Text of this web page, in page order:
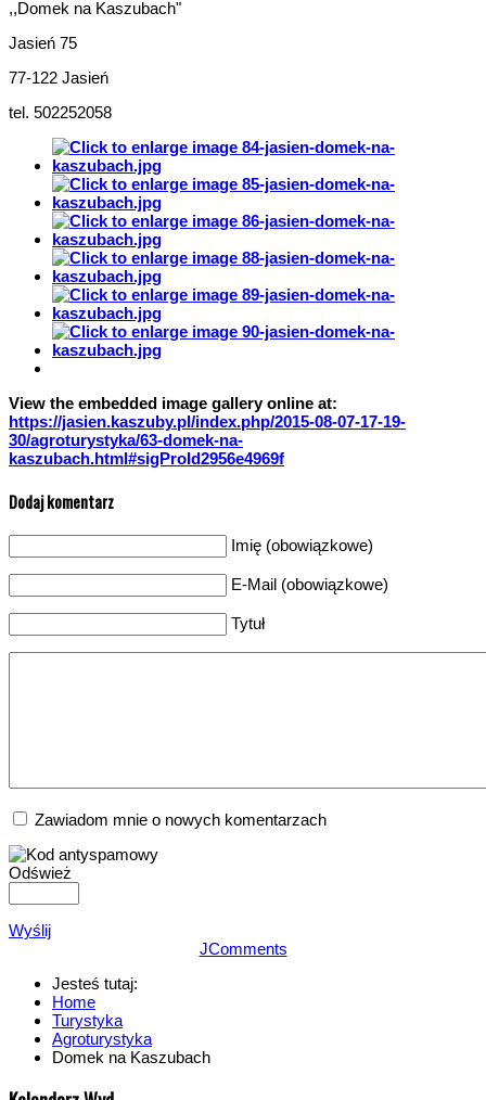
,,Domek na Kaszubach"
Jasień 75
77-122 Jasień
tel. 502252058
View the embedded image gallery online at:
https://jasien.kaszuby.pl/index.php/2015-08-07-17-19-
30/agroturystyka/63-domek-na-
kaszubach.html#sigProId2956e4969f
Dodaj komentarz
Imię (obowiązkowe)
E-Mail (obowiązkowe)
Tytuł
Zawiadom mnie o nowych komentarzach
Odśwież
Wyślij
JComments
Jesteś tutaj:
Home
Turystyka
Agroturystyka
Domek na Kaszubach